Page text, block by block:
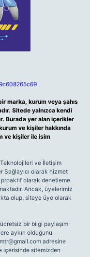
marka, kurum veya şahıs
Sitede yalnızca kendi
Burada yer alan içerikler
ve kişiler hakkında
ve kişiler ile isim
ve İletişim
Sağlayıcı olarak hizmet
olarak denetleme
Ancak, üyelerimiz
olup, siteye üye olarak
bir bilgi paylaşım
aykırı olduğunu
adresine
içerisinde sitemizden